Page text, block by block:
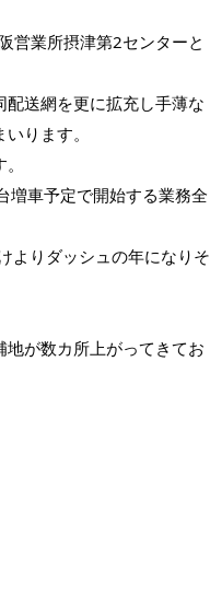
営業所摂津第2センターと
送網を更に拡充し手薄な
ります。
増車予定で開始する業務全
よりダッシュの年になりそ
が数カ所上がってきてお